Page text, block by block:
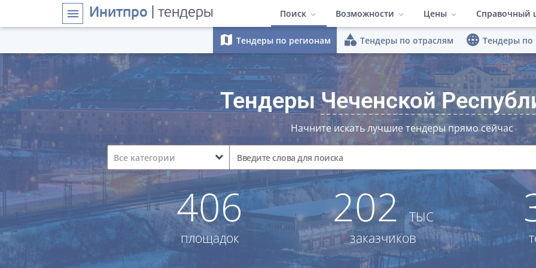
menu Инитпро | тендеры Поиск
Тендеры по регионам Тендеры по отраслям
Тендеры по площадкам
Возможности
Быстрый поиск
Конкуренты Заказчики
Работа в команде Гибкий
Аналитика
Цены
ПО Система поиска
Тарифы
Справочный
Полезные
map Тендеры по регионам category Тендеры по отраслям language Тендеры
ТендерыЧеченской
Начните искать лучшие тендеры прямо сейчас
Все категории expand_more
406
площадок
202ТЫС
заказчиков